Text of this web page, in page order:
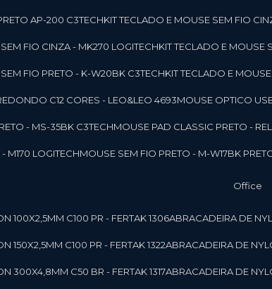
AP-200 C3TECH KIT TECLADO E MOUSE SEM FIO
SEM FIO CINZA - MK270 LOGITECH KIT TECLADO E
SEM FIO PRETO - K-W20BK C3TECH KIT TECLADO E
C12 CORES - LEO&LEO 4693 MOUSE OPTICO
- MS-35BK C3TECH MOUSE PAD CLASSIC PRETO -
- M170 LOGITECH MOUSE SEM FIO PRETO - M-W17BK
Office
100X2,5MM C100 PR - FERTAK 1306 ABRACADEIRA DE
150X2,5MM C100 PR - FERTAK 1322 ABRACADEIRA DE
300X4,8MM C50 BR - FERTAK 1317 ABRACADEIRA DE